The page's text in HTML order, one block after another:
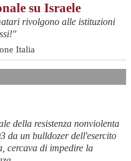
su Israele
rivolgono alle istituzioni
Italia
della resistenza nonviolenta
da un bulldozer dell'esercito
cercava di impedire la